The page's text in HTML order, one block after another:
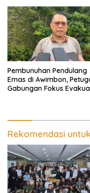
Pembunuhan Pendulang
Emas di Awimbon,
Gabungan Fokus
Rekomendasi